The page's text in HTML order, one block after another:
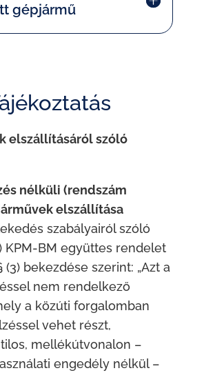
gépjármű
elszállításáról szóló
nélküli (rendszám
elszállítása
szabályairól szóló
KPM-BM együttes rendelet
(3) bekezdése szerint: „Azt a
nem rendelkező
a közúti forgalomban
vehet részt,
mellékútvonalon –
engedély nélkül –